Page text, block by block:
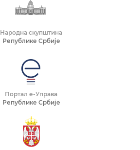
Народна скупштина
Републике Србије
Портал е-Управа
Републике Србије